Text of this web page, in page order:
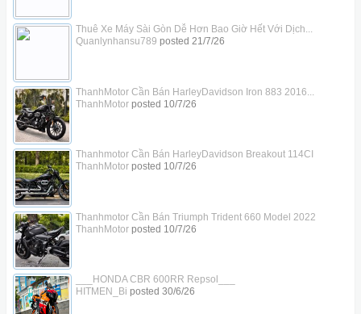
Thuê Xe Máy Sài Gòn Dễ Hơn Bao Giờ Hết Với Dịch...
Quanlynhansu789 posted 21/7/26
ThanhMotor Cần Bán HarleyDavidson Iron 883 2016...
ThanhMotorposted 10/7/26
Thanhmotor Cần Bán HarleyDavidson Breakout 114CI
ThanhMotorposted 10/7/26
Thanhmotor Cần Bán Triumph Trident 660 Model 2022
ThanhMotorposted 10/7/26
___HONDA CBR 600RR Repsol___
HITMEN_Bi posted 30/6/26